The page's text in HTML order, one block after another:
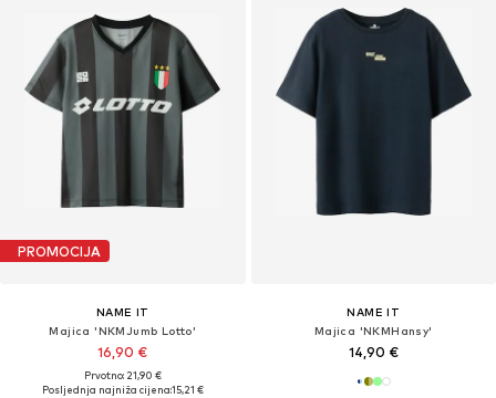
PROMOCIJA
NAME IT
Majica 'NKMJumb Lotto'
16,90 €
Prvotno: 21,90 €
Posljednja najniža cijena:15,21 €
NAME IT
Majica 'NKMHansy'
14,90 €